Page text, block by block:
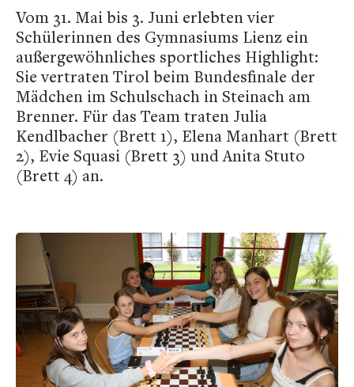
Vom 31. Mai bis 3. Juni erlebten vier
Schülerinnen des Gymnasiums Lienz ein
außergewöhnliches sportliches Highlight:
Sie vertraten Tirol beim Bundesfinale der
Mädchen im Schulschach in Steinach am
Brenner. Für das Team traten Julia
Kendlbacher (Brett 1), Elena Manhart (Brett
2), Evie Squasi (Brett 3) und Anita Stuto
(Brett 4) an.